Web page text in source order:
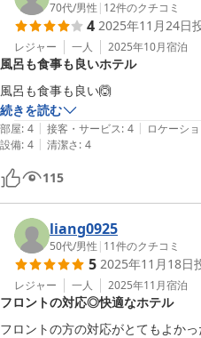
70代/男性 | 12件のクチコミ
4 2025年11月24日
レジャー 一人 2025年10月宿泊
風呂も食事も良いホテル
風呂も食事も良い🙆
続きを読む
部屋: 4 | 接客・サービス: 4 | ロケーシ
設備: 4 | 清潔さ: 4
115
liang0925
50代/男性 | 11件のクチコミ
5 2025年11月18日
レジャー 一人 2025年11月宿泊
フロントの対応◎快適なホテル
フロントの方の対応がとてもよか